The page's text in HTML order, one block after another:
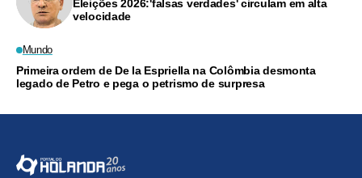
Eleições 2026:'falsas verdades' circulam em alta
velocidade
Mundo
Primeira ordem de De la Espriella na Colômbia desmonta
legado de Petro e pega o petrismo de surpresa